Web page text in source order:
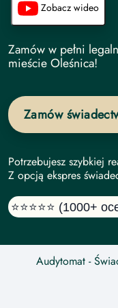
Zobacz wideo
Świadectwo
Zamów w pełni
mieście Oleśnica!
Zamów
Potrzebujesz szybkiej
Z opcją ekspres
⭐⭐⭐⭐⭐ (1000+
Audytomat-